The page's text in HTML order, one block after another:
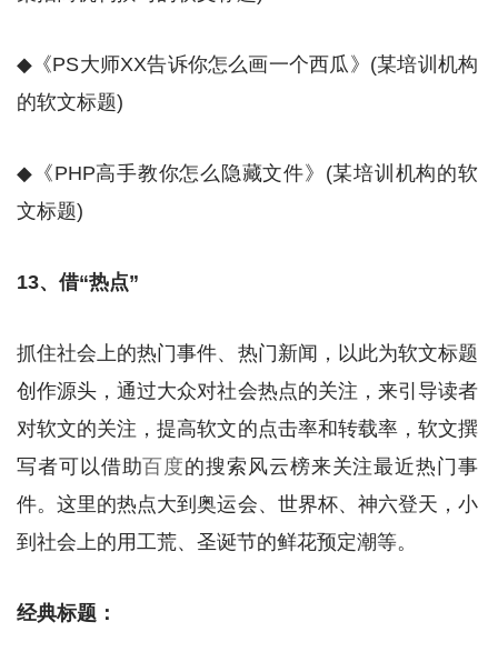
◆《PS大师XX告诉你怎么画一个西瓜》(某培训机构
的软文标题)
◆《PHP高手教你怎么隐藏文件》(某培训机构的软
文标题)
13、借“热点”
抓住社会上的热门事件、热门新闻，以此为软文标题
创作源头，通过大众对社会热点的关注，来引导读者
对软文的关注，提高软文的点击率和转载率，软文撰
写者可以借助百度的搜索风云榜来关注最近热门事
件。这里的热点大到奥运会、世界杯、神六登天，小
到社会上的用工荒、圣诞节的鲜花预定潮等。
经典标题：